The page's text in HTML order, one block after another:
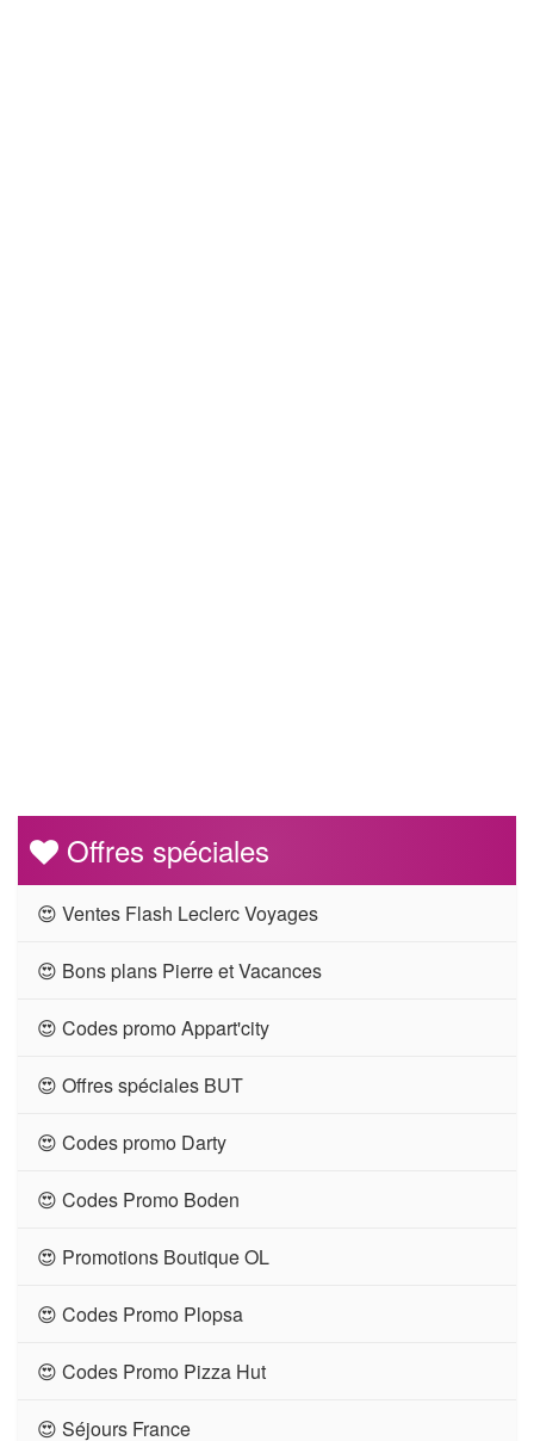
Offres spéciales
😍 Ventes Flash Leclerc Voyages
😍 Bons plans Pierre et Vacances
😍 Codes promo Appart'city
😍 Offres spéciales BUT
😍 Codes promo Darty
😍 Codes Promo Boden
😍 Promotions Boutique OL
😍 Codes Promo Plopsa
😍 Codes Promo Pizza Hut
😍 Séjours France